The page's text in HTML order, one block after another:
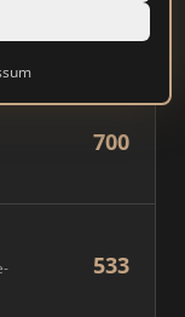
700
533